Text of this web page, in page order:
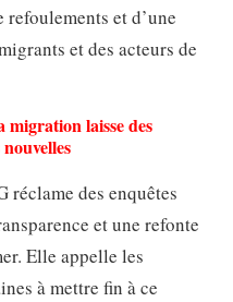
et d’une
et des acteurs de
migration laisse des
réclame des enquêtes
et une refonte
Elle appelle les
à mettre fin à ce